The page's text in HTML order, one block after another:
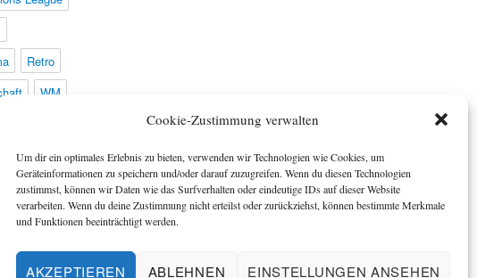
Cookie-Zustimmung verwalten
Um dir ein optimales Erlebnis zu bieten, verwenden wir Technologien wie Cookies, um
Geräteinformationen zu speichern und/oder darauf zuzugreifen. Wenn du diesen Technologien
zustimmst, können wir Daten wie das Surfverhalten oder eindeutige IDs auf dieser Website
verarbeiten. Wenn du deine Zustimmung nicht erteilst oder zurückziehst, können bestimmte Merkmale
und Funktionen beeinträchtigt werden.
AKZEPTIEREN ABLEHNEN EINSTELLUNGEN ANSEHEN
Retro
WM